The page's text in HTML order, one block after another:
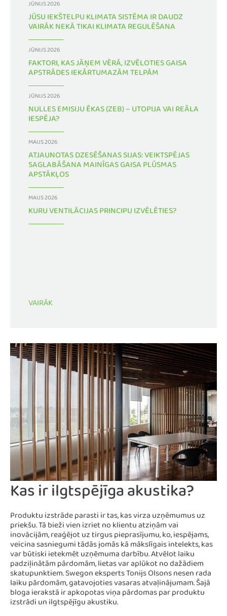
JŪNIJS 2026
JŪSU IEKŠTELPU KLIMATA SISTĒMA IR DAUDZ
VAIRĀK NEKĀ TIKAI KLIMATA REGULĒŠANA
JŪNIJS 2026
FAKTORI, KAS JĀŅEM VĒRĀ, IZVĒLOTIES GAISA
APSTRĀDES IEKĀRTUMAZĀM TELPĀM
JŪNIJS 2026
NULLES EMISIJU ĒKAS (ZEB) – UTOPIJA VAI REĀLA
IESPĒJA?
MAIJS 2026
ATJAUNOTAS DZESĒŠANAS SIJAS: VEIKTSPĒJAS
SAGLABĀŠANA MAINĪGAS GAISA PLŪSMAS
APSTĀKĻOS
MAIJS 2026
KURU VENTILĀCIJAS PRINCIPU IZVĒLĒTIES?
VAIRĀK
Kas ir ilgtspējīga akustika?
Produktu izstrāde parasti ir tas, kas virza uzņēmumus uz
priekšu. Tā bieži vien izriet no klientu atziņām vai
inovācijām, reaģējot uz tirgus pieprasījumu, ko, iespējams,
veicina sasniegumi tādās jomās kā mākslīgais intelekts, kas
var būtiski ietekmēt uzņēmuma darbību. Atvēlot laiku
padziļinātām pārdomām, lietas var aplūkot no dažādiem
skatupunktiem. Swegon eksperts Tonijs Olsons nesen rada
laiku pārdomām, gatavojoties vasaras atvaļinājumam. Šajā
bloga ierakstā ir apkopotas viņa pārdomas par produktu
izstrādi un ilgtspējīgu akustiku.